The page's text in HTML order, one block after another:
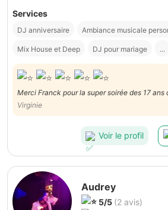
Services
DJ anniversaire Ambiance musicale
Mix House et Deep DJ pour mariage ...
Merci Franck pour la super soirée des 17 ans
top!
Virginie
Voir le profil
Audrey
5/5 (2 avis)